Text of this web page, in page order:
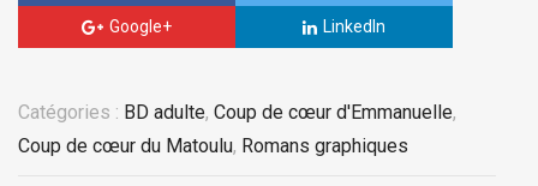
Google+ LinkedIn
Catégories : BD adulte, Coup de cœur d'Emmanuelle,
Coup de cœur du Matoulu, Romans graphiques